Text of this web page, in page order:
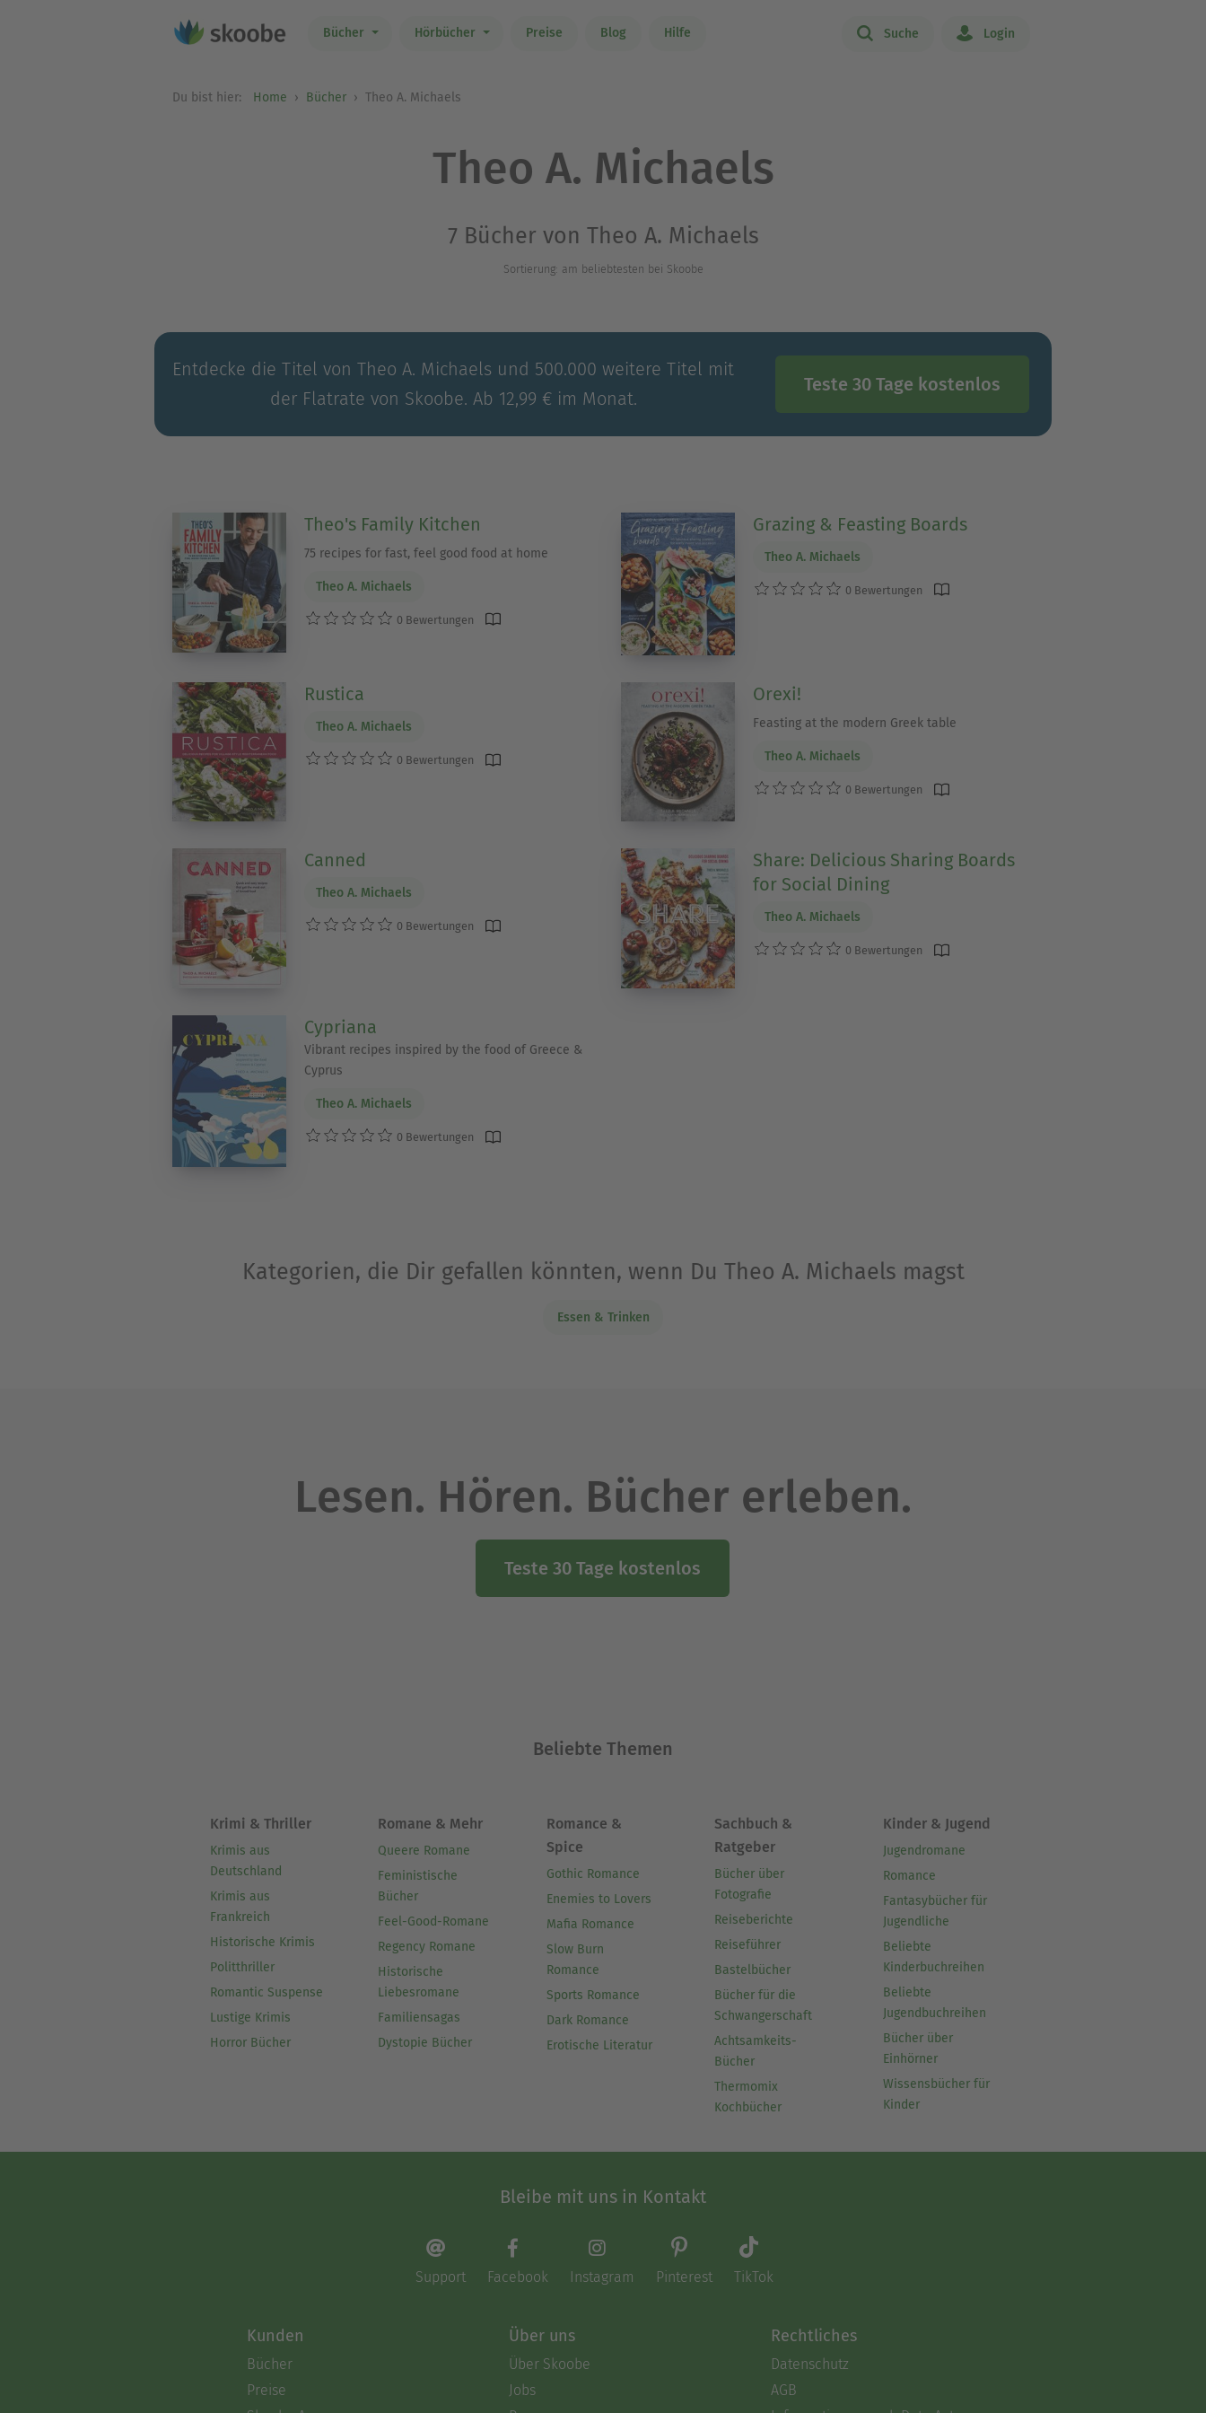
Bücher Hörbücher Preise Blog Hilfe Suche Login
Du bist hier: Home Bücher Theo A. Michaels
Theo A. Michaels
7 Bücher von Theo A. Michaels
Sortierung: am beliebtesten bei Skoobe
Entdecke die Titel von Theo A. Michaels und 500.000 weitere Titel mit
der Flatrate von Skoobe. Ab 12,99 € im Monat.
Teste 30 Tage kostenlos
Theo's Family Kitchen
75 recipes for fast, feel good food at home
Theo A. Michaels
0 Bewertungen
Grazing & Feasting Boards
Theo A. Michaels
0 Bewertungen
Rustica
Theo A. Michaels
0 Bewertungen
Orexi!
Feasting at the modern Greek table
Theo A. Michaels
0 Bewertungen
Canned
Theo A. Michaels
0 Bewertungen
Share: Delicious Sharing Boards
for Social Dining
Theo A. Michaels
0 Bewertungen
Cypriana
Vibrant recipes inspired by the food of Greece &
Cyprus
Theo A. Michaels
0 Bewertungen
Kategorien, die Dir gefallen könnten, wenn Du Theo A. Michaels magst
Essen & Trinken
Lesen. Hören. Bücher erleben.
Teste 30 Tage kostenlos
Beliebte Themen
Krimi & Thriller
Krimis aus
Deutschland
Krimis aus
Frankreich
Historische Krimis
Politthriller
Romantic Suspense
Lustige Krimis
Horror Bücher
Romane & Mehr
Queere Romane
Feministische
Bücher
Feel-Good-Romane
Regency Romane
Historische
Liebesromane
Familiensagas
Dystopie Bücher
Romance &
Spice
Gothic Romance
Enemies to Lovers
Mafia Romance
Slow Burn
Romance
Sports Romance
Dark Romance
Erotische Literatur
Sachbuch &
Ratgeber
Bücher über
Fotografie
Reiseberichte
Reiseführer
Bastelbücher
Bücher für die
Schwangerschaft
Achtsamkeits-
Bücher
Thermomix
Kochbücher
Kinder & Jugend
Jugendromane
Romance
Fantasybücher für
Jugendliche
Beliebte
Kinderbuchreihen
Beliebte
Jugendbuchreihen
Bücher über
Einhörner
Wissensbücher für
Kinder
Bleibe mit uns in Kontakt
Support Facebook Instagram Pinterest TikTok
Kunden
Bücher
Preise
Über uns
Über Skoobe
Jobs
Rechtliches
Datenschutz
AGB